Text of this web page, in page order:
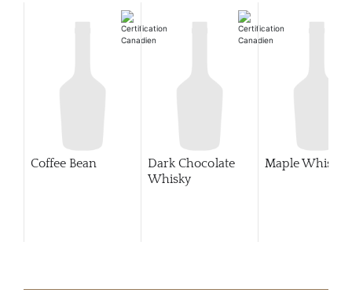
Coffee Bean
Dark Chocolate
Whisky
Maple Whisky